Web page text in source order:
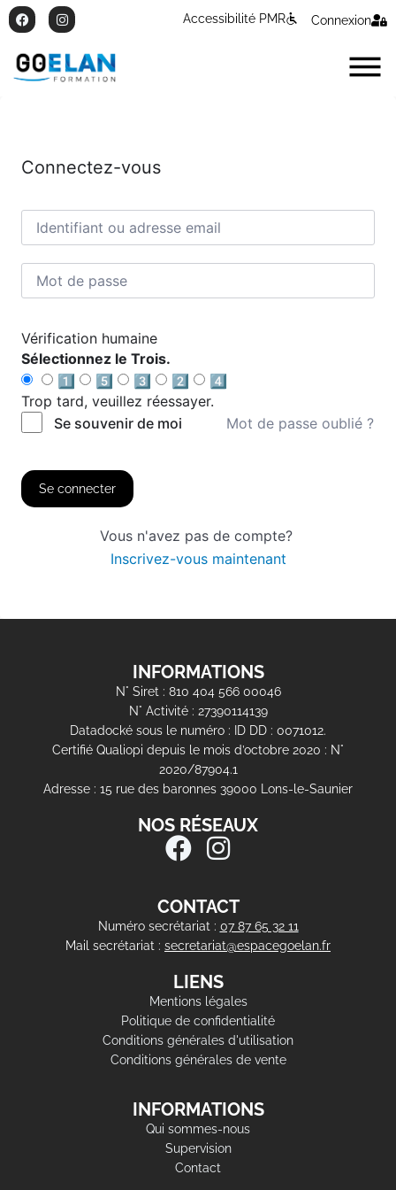
Accessibilité PMR Connexion
Connectez-vous
Vérification humaine
Sélectionnez le Trois.
1️⃣
5️⃣ 3️⃣ 2️⃣
4️⃣
Trop tard, veuillez réessayer.
Se souvenir de moi
Mot de passe oublié ?
Se connecter
Vous n'avez pas de compte?
Inscrivez-vous maintenant
INFORMATIONS
N° Siret : 810 404 566 00046
N° Activité : 27390114139
Datadocké sous le numéro : ID DD : 0071012.
Certifié Qualiopi depuis le mois d’octobre 2020 : N°
2020/87904.1
Adresse : 15 rue des baronnes 39000 Lons-le-Saunier
NOS RÉSEAUX
CONTACT
Numéro secrétariat : 07 87 65 32 11
Mail secrétariat : secretariat@espacegoelan.fr
LIENS
Mentions légales
Politique de confidentialité
Conditions générales d'utilisation
Conditions générales de vente
INFORMATIONS
Qui sommes-nous
Supervision
Contact